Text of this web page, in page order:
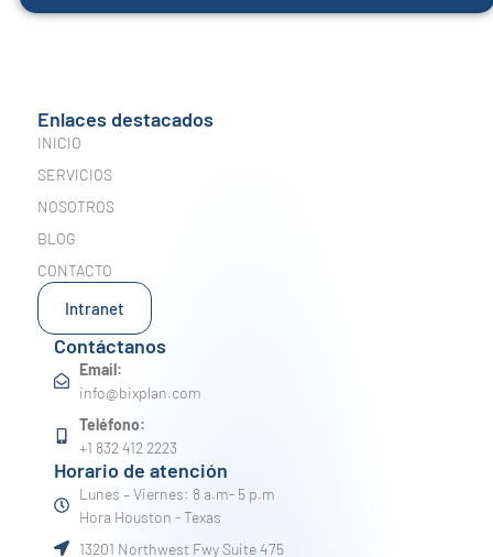
Enlaces destacados
INICIO
SERVICIOS
NOSOTROS
BLOG
CONTACTO
Intranet
Contáctanos
Email:
info@bixplan.com
Teléfono:
+1 832 412 2223
Horario de atención
Lunes – Viernes: 8 a.m- 5 p.m
Hora Houston - Texas
13201 Northwest Fwy Suite 475